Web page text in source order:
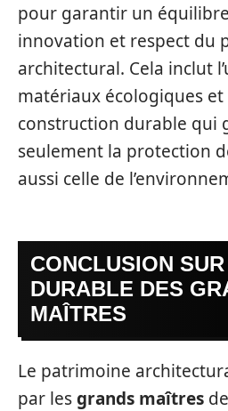
pour garantir un
innovation et respect du
architectural. Cela inclut
matériaux écologiques
construction durable qui
seulement la protection
aussi celle de
CONCLUSION
DURABLE DES
MAÎTRES
Le patrimoine
par lesgrands maîtres